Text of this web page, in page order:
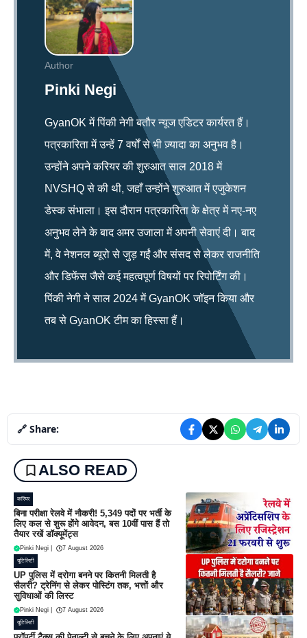
Author
Pinki Negi
GyanOK में पिंकी नेगी बतौर न्यूज एडिटर कार्यरत हैं।
पत्रकारिता में उन्हें 7 वर्षों से भी ज़्यादा का अनुभव है।
उन्होंने अपने करियर की शुरुआत साल 2018 में
NVSHQ से की थी, जहाँ उन्होंने शुरुआत में एजुकेशन
डेस्क संभाला। इस दौरान पत्रकारिता के क्षेत्र में नए-नए
अनुभव लेने के बाद अमर उजाला में अपनी सेवाएं दी। बाद
में, वे नेशनल ब्यूरो से जुड़ गईं और संसद से लेकर राजनीति
और डिफेंस जैसे कई महत्वपूर्ण विषयों पर रिपोर्टिंग की।
पिंकी नेगी ने साल 2024 में GyanOK जॉइन किया और
तब से GyanOK टीम का हिस्सा हैं।
🔗 Share:
ALSO READ
करियर
बिना परीक्षा रेलवे में नौकरी! 5,349 पदों पर भर्ती के
लिए कल से शुरू होंगे आवेदन, बस 10वीं पास हैं तो
तैयार रखें डॉक्यूमेंट्स
Pinki Negi 7 August 2026
यूटिलिटी
UP पुलिस में दरोगा बनने पर कितनी मिलती है
सैलरी? ट्रेनिंग से लेकर पोस्टिंग तक, भत्तों और
सुविधाओं की लिस्ट
Pinki Negi 7 August 2026
यूटिलिटी